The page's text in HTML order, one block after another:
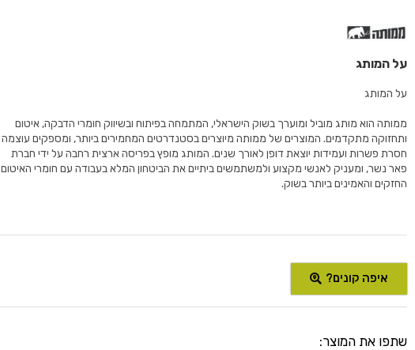
על המותג
על המותג
ממותה הוא מותג מוביל ומוערך בשוק הישראלי, המתמחה בפיתוח ובשיווק חומרי הדבקה, איטום
ותחזוקה מתקדמים. המוצרים של ממותה מיוצרים בסטנדרטים המחמירים ביותר, ומספקים עוצמה
חסרת פשרות ועמידות יוצאת דופן לאורך שנים. המותג מופץ בפריסה ארצית רחבה על ידי חברת
פאר נשר, ומעניק לאנשי מקצוע ולמשתמשים ביתיים את הביטחון המלא בעבודה עם חומרי האיטום
החזקים והאמינים ביותר בשוק.
איפה קונים?
שתפו את המוצר: